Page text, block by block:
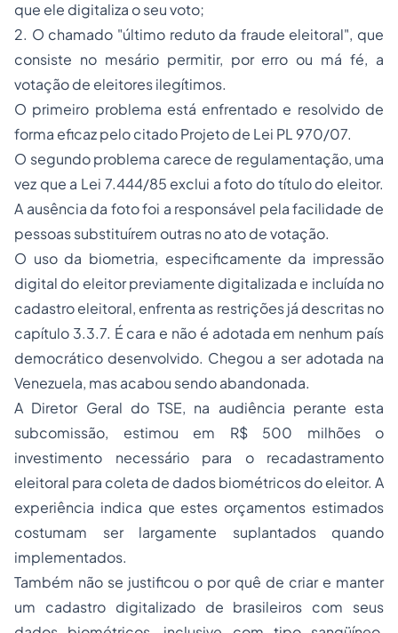
que ele digitaliza o seu voto;
2. O chamado "último reduto da fraude eleitoral", que
consiste no mesário permitir, por erro ou má fé, a
votação de eleitores ilegítimos.
O primeiro problema está enfrentado e resolvido de
forma eficaz pelo citado Projeto de Lei PL 970/07.
O segundo problema carece de regulamentação, uma
vez que a Lei 7.444/85 exclui a foto do título do eleitor.
A ausência da foto foi a responsável pela facilidade de
pessoas substituírem outras no ato de votação.
O uso da biometria, especificamente da impressão
digital do eleitor previamente digitalizada e incluída no
cadastro eleitoral, enfrenta as restrições já descritas no
capítulo 3.3.7. É cara e não é adotada em nenhum país
democrático desenvolvido. Chegou a ser adotada na
Venezuela, mas acabou sendo abandonada.
A Diretor Geral do TSE, na audiência perante esta
subcomissão, estimou em R$ 500 milhões o
investimento necessário para o recadastramento
eleitoral para coleta de dados biométricos do eleitor. A
experiência indica que estes orçamentos estimados
costumam ser largamente suplantados quando
implementados.
Também não se justificou o por quê de criar e manter
um cadastro digitalizado de brasileiros com seus